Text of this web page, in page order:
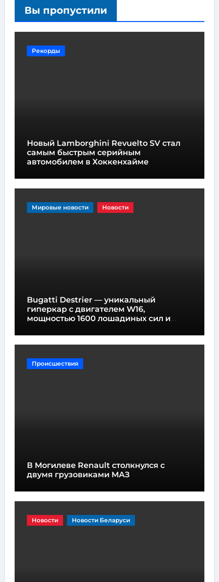
Вы пропустили
Рекорды
Новый Lamborghini Revuelto SV стал
самым быстрым серийным
автомобилем в Хоккенхайме
Мировые новости Новости
Bugatti Destrier — уникальный
гиперкар с двигателем W16,
мощностью 1600 лошадиных сил и
Происшествия
В Могилеве Renault столкнулся с
двумя грузовиками МАЗ
Новости Новости Беларуси